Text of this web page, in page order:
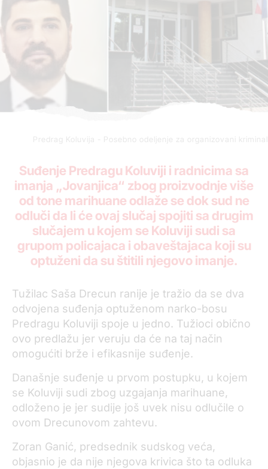
Predrag Koluvija - Posebno odeljenje za organizovani kriminal
Suđenje Predragu Koluviji i radnicima sa
imanja „Jovanjica“ zbog proizvodnje više
od tone marihuane odlaže se dok sud ne
odluči da li će ovaj slučaj spojiti sa drugim
slučajem u kojem se Koluviji sudi sa
grupom policajaca i obaveštajaca koji su
optuženi da su štitili njegovo imanje.
Tužilac Saša Drecun ranije je tražio da se dva
odvojena suđenja optuženom narko-bosu
Predragu Koluviji spoje u jedno. Tužioci obično
ovo predlažu jer veruju da će na taj način
omogućiti brže i efikasnije suđenje.
Današnje suđenje u prvom postupku, u kojem
se Koluviji sudi zbog uzgajanja marihuane,
odloženo je jer sudije još uvek nisu odlučile o
ovom Drecunovom zahtevu.
Zoran Ganić, predsednik sudskog veća,
objasnio je da nije njegova krivica što ta odluka